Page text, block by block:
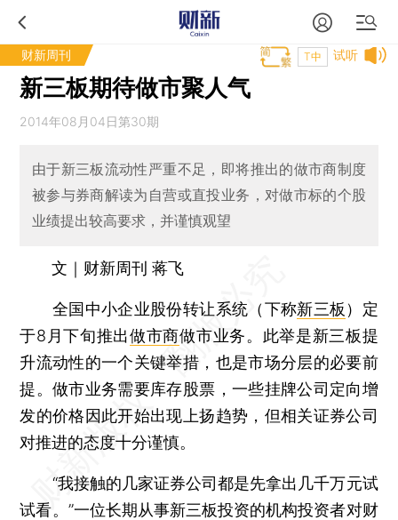
财新周刊 试听
T中
新三板期待做市聚人气
2014年08月04日第30期
由于新三板流动性严重不足，即将推出的做市商制度
被参与券商解读为自营或直投业务，对做市标的个股
业绩提出较高要求，并谨慎观望
文｜财新周刊 蒋飞
全国中小企业股份转让系统（下称新三板 ）定
于8月下旬推出做市商做市业务。此举是新三板提
升流动性的一个关键举措，也是市场分层的必要前
提。做市业务需要库存股票，一些挂牌公司定向增
发的价格因此开始出现上扬趋势，但相关证券公司
对推进的态度十分谨慎。
“我接触的几家证券公司都是先拿出几千万元试
试看。”一位长期从事新三板投资的机构投资者对财